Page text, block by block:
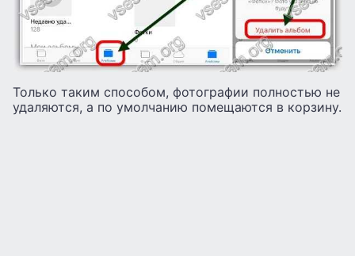
Только таким способом, фотографии полностью не
удаляются, а по умолчанию помещаются в корзину.